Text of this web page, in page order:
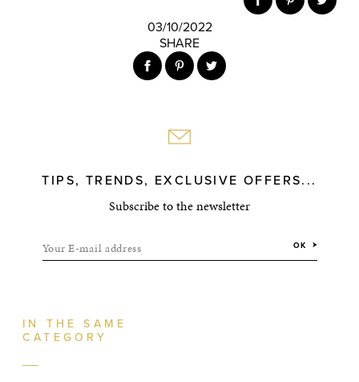
03/10/2022
SHARE
TIPS, TRENDS, EXCLUSIVE OFFERS...
Subscribe to the newsletter
Your E-mail address OK
IN THE SAME
CATEGORY